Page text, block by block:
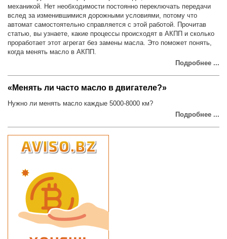
механикой. Нет необходимости постоянно переключать передачи
вслед за изменившимися дорожными условиями, потому что
автомат самостоятельно справляется с этой работой. Прочитав
статью, вы узнаете, какие процессы происходят в АКПП и сколько
проработает этот агрегат без замены масла. Это поможет понять,
когда менять масло в АКПП.
Подробнее ...
«Менять ли часто масло в двигателе?»
Нужно ли менять масло каждые 5000-8000 км?
Подробнее ...